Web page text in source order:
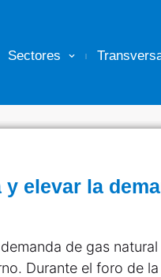
Sectores
elevar la
de gas
Durante el foro de